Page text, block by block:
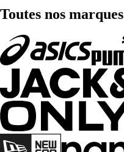
Toutes nos marques